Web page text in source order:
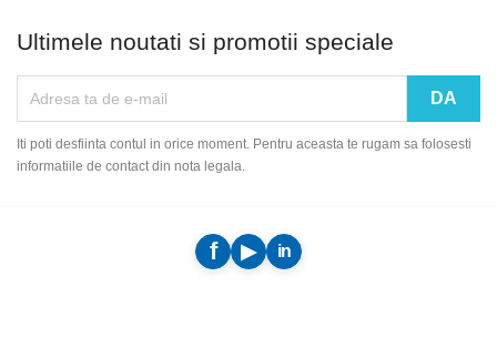
Ultimele noutati si promotii speciale
Iti poti desfiinta contul in orice moment. Pentru aceasta te rugam sa folosesti
informatiile de contact din nota legala.